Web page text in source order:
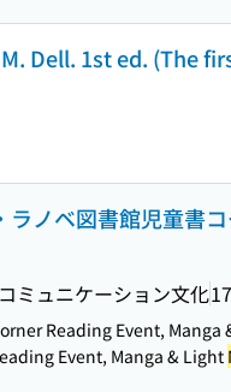
Dell. 1st ed. (The
ノベ図書館児童書
コミュニケーション文化17
Reading Event, Manga
Event, Manga & Light